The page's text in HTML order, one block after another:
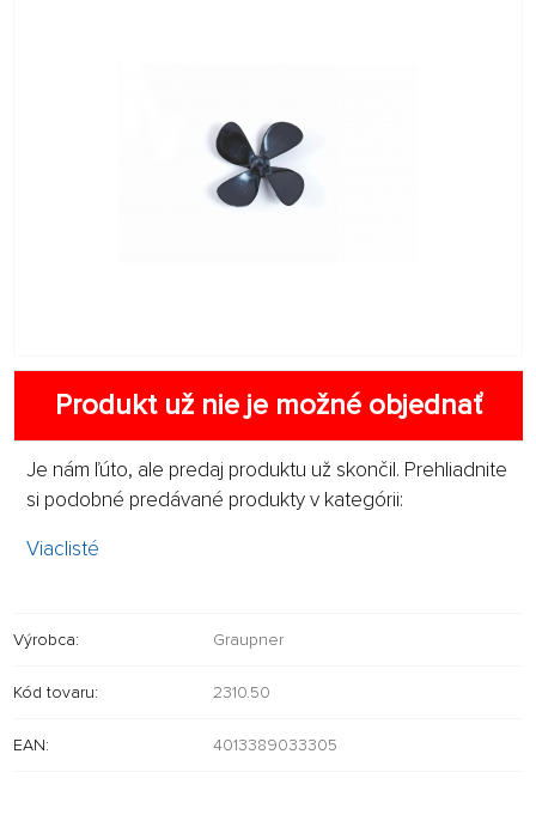
Produkt už nie je možné objednať
Je nám ľúto, ale predaj produktu už skončil. Prehliadnite
si podobné predávané produkty v kategórii:
Viaclisté
Výrobca: Graupner
Kód tovaru: 2310.50
EAN: 4013389033305